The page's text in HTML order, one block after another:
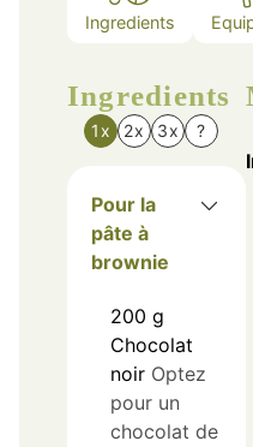
Ingredients
Ingredients
1x 2x 3x ?
Pour la
pâte à
brownie
200 g
Chocolat
noir Optez
pour un
chocolat de